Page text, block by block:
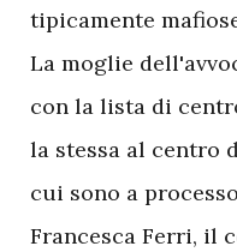
tipicamente
La moglie
con la lista di
la stessa al centro
cui sono a
Francesca Ferri, il